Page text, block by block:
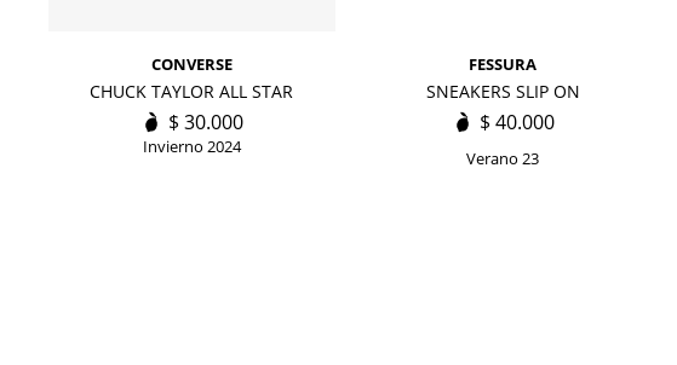
CONVERSE
CHUCK TAYLOR ALL STAR
$ 30.000
Invierno 2024
FESSURA
SNEAKERS SLIP ON
$ 40.000
Verano 23